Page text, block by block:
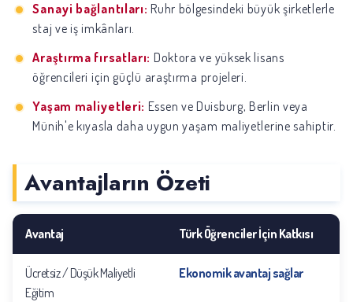
Sanayi bağlantıları: Ruhr bölgesindeki büyük şirketlerle
staj ve iş imkânları.
Araştırma fırsatları: Doktora ve yüksek lisans
öğrencileri için güçlü araştırma projeleri.
Yaşam maliyetleri: Essen ve Duisburg, Berlin veya
Münih'e kıyasla daha uygun yaşam maliyetlerine sahiptir.
Avantajların Özeti
Avantaj Türk Öğrenciler İçin Katkısı
Ücretsiz / Düşük Maliyetli
Eğitim
Ekonomik avantaj sağlar